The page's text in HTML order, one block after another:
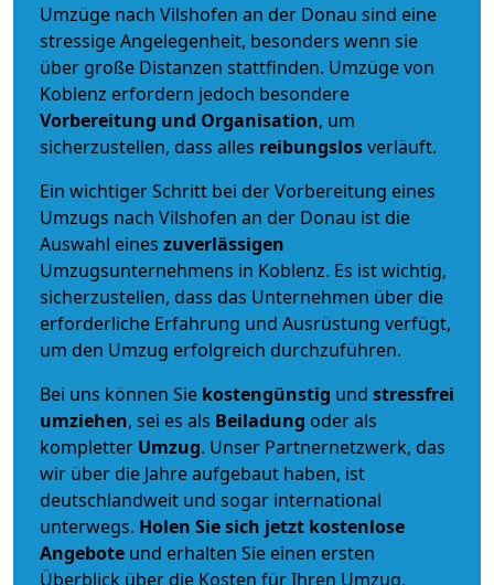
Umzüge nach Vilshofen an der Donau sind eine
stressige Angelegenheit, besonders wenn sie
über große Distanzen stattfinden. Umzüge von
Koblenz erfordern jedoch besondere
Vorbereitung und Organisation, um
sicherzustellen, dass alles reibungslosverläuft.
Ein wichtiger Schritt bei der Vorbereitung eines
Umzugs nach Vilshofen an der Donau ist die
Auswahl eines zuverlässigen
Umzugsunternehmens in Koblenz. Es ist wichtig,
sicherzustellen, dass das Unternehmen über die
erforderliche Erfahrung und Ausrüstung verfügt,
um den Umzug erfolgreich durchzuführen.
Bei uns können Sie kostengünstig und stressfrei
umziehen, sei es als Beiladung oder als
kompletter Umzug. Unser Partnernetzwerk, das
wir über die Jahre aufgebaut haben, ist
deutschlandweit und sogar international
unterwegs. Holen Sie sich jetzt kostenlose
Angebote und erhalten Sie einen ersten
Überblick über die Kosten für Ihren Umzug.